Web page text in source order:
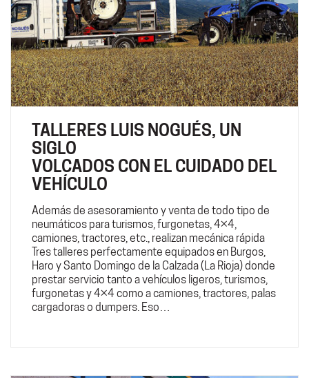
TALLERES LUIS NOGUÉS, UN
SIGLO
VOLCADOS CON EL CUIDADO DEL
VEHÍCULO
Además de asesoramiento y venta de todo tipo de
neumáticos para turismos, furgonetas, 4×4,
camiones, tractores, etc., realizan mecánica rápida
Tres talleres perfectamente equipados en Burgos,
Haro y Santo Domingo de la Calzada (La Rioja) donde
prestar servicio tanto a vehículos ligeros, turismos,
furgonetas y 4×4 como a camiones, tractores, palas
cargadoras o dumpers. Eso…